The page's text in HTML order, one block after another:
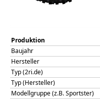
Produktion
Baujahr
Hersteller
Typ (2ri.de)
Typ (Hersteller)
Modellgruppe (z.B. Sportster)